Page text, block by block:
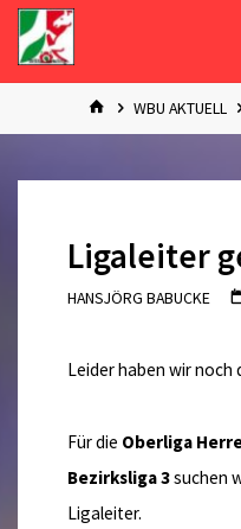
Zum
Inhalt
springen
STARTWBU AKTUELL
Ligaleiter
HANSJÖRG BABUCKE
Leider haben wir
Für die Oberliga
Bezirksliga 3suchen
Ligaleiter.